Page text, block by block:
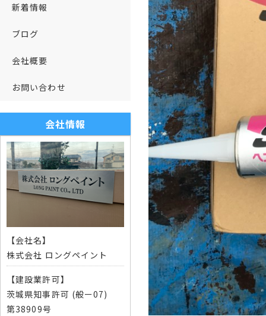
新着情報
ブログ
会社概要
お問い合わせ
会社情報
【会社名】
株式会社 ロングペイント
【建設業許可】
茨城県知事許可 (般ー07)
第38909号